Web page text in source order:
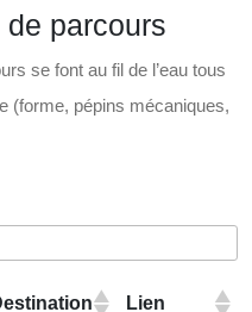
parcours
se font au fil de l’eau tous
(forme, pépins mécaniques,
Lien